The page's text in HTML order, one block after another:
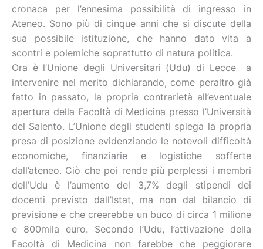
cronaca per l’ennesima possibilità di ingresso in
Ateneo. Sono più di cinque anni che si discute della
sua possibile istituzione, che hanno dato vita a
scontri e polemiche soprattutto di natura politica.
Ora è l’Unione degli Universitari (Udu) di Lecce a
intervenire nel merito dichiarando, come peraltro già
fatto in passato, la propria contrarietà all’eventuale
apertura della Facoltà di Medicina presso l’Università
del Salento. L’Unione degli studenti spiega la propria
presa di posizione evidenziando le notevoli difficoltà
economiche, finanziarie e logistiche sofferte
dall’ateneo. Ciò che poi rende più perplessi i membri
dell’Udu è l’aumento del 3,7% degli stipendi dei
docenti previsto dall’Istat, ma non dal bilancio di
previsione e che creerebbe un buco di circa 1 milione
e 800mila euro. Secondo l’Udu, l’attivazione della
Facoltà di Medicina non farebbe che peggiorare